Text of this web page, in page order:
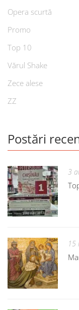
Opera scurtă
Promo
Top 10
Vărul Shake
Zece alese
ZZ
Postări
3
15